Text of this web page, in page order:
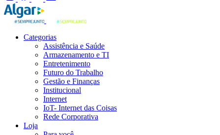
Categorias
Assistência e Saúde
Armazenamento e TI
Entretenimento
Futuro do Trabalho
Gestão e Finanças
Institucional
Internet
IoT- Internet das Coisas
Rede Corporativa
Loja